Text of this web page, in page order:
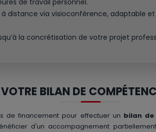
distance via visioconférence, adaptable
la concrétisation de votre projet
BILAN DE
de financement pour effectuer un bilan de
d'un accompagnement